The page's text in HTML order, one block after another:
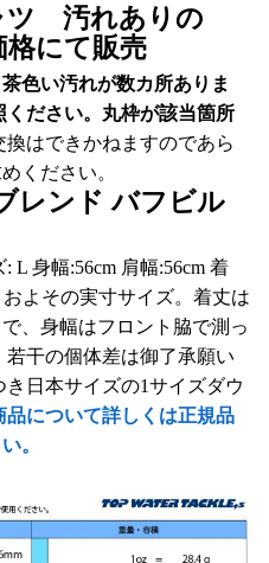
ツ 汚れありの
にて販売
色い汚れが数カ所ありま
ださい。丸枠が該当箇所
はできかねますのであら
ください。
レンド バフビル
L 身幅:56cm 肩幅:56cm 着
およその実寸サイズ。着丈は
、身幅はフロント脇で測っ
干の個体差は御了承願い
日本サイズの1サイズダウ
品について詳しくは正規品
。